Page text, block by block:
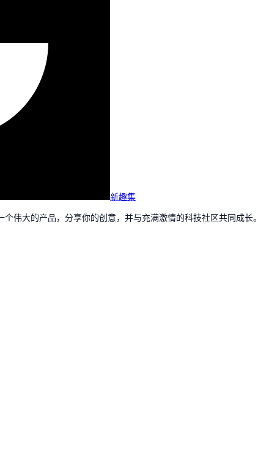
新趣集
伟大的产品，分享你的创意，并与充满激情的科技社区共同成长。